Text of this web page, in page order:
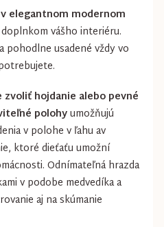
elegantnom modernom
vášho interiéru.
pohodlne usadené vždy vo
zvoliť hojdanie alebo pevné
polohyumožňujú
v polohe v ľahu av
ktoré dieťaťu umožní
Odnímateľná hrazda
v podobe medvedíka a
aj na skúmanie